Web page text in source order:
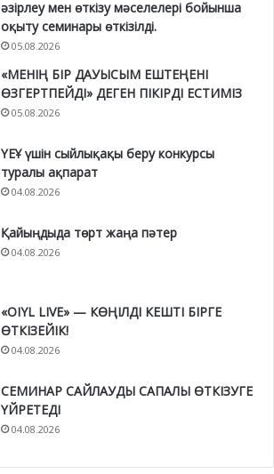
әзірлеу мен өткізу мәселелері бойынша
оқыту семинары өткізілді.
05.08.2026
«МЕНІҢ БІР ДАУЫСЫМ ЕШТЕҢЕНІ
ӨЗГЕРТПЕЙДІ» ДЕГЕН ПІКІРДІ ЕСТИМІЗ
05.08.2026
ҮЕҰ үшін сыйлықақы беру конкурсы
туралы ақпарат
04.08.2026
Қайыңдыда төрт жаңа пәтер
04.08.2026
«OIYL LIVE» — КӨҢІЛДІ КЕШТІ БІРГЕ
ӨТКІЗЕЙІК!
04.08.2026
СЕМИНАР САЙЛАУДЫ САПАЛЫ ӨТКІЗУГЕ
ҮЙРЕТЕДІ
04.08.2026